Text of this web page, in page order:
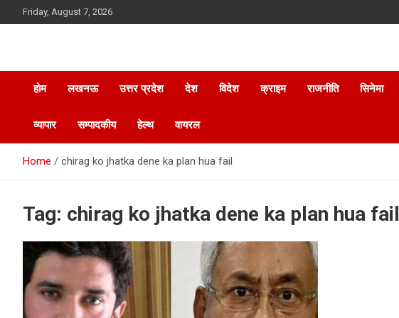
to
Friday, August 7, 2026
होम लखनऊ उत्तर प्रदेश देश विदेश क्राइम राजनीति सिनेमा
व्यापार सम्पादकीय हेल्थ वायरल
Home chirag ko jhatka dene ka plan hua fail
Tag: chirag ko jhatka dene ka plan hua fail